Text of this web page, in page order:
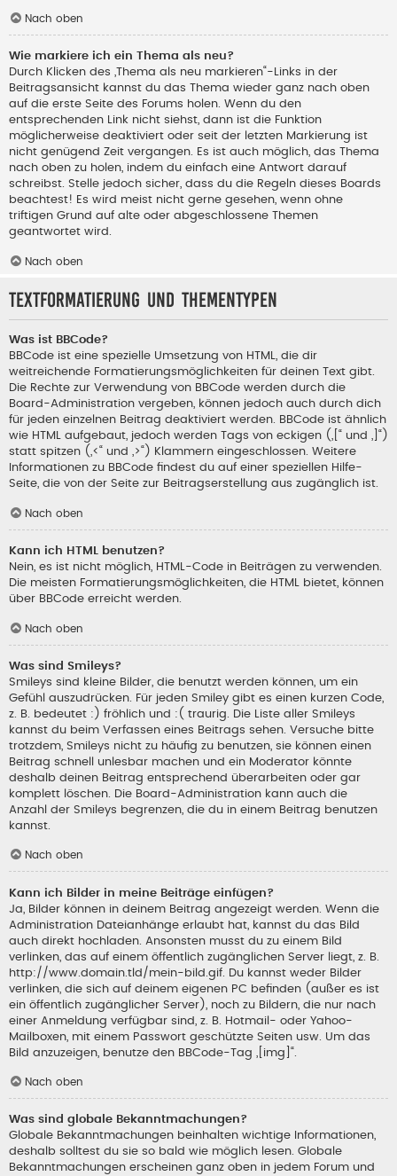
Nach oben
Wie markiere ich ein Thema als neu?
Durch Klicken des „Thema als neu markieren“-Links in der
Beitragsansicht kannst du das Thema wieder ganz nach oben
auf die erste Seite des Forums holen. Wenn du den
entsprechenden Link nicht siehst, dann ist die Funktion
möglicherweise deaktiviert oder seit der letzten Markierung ist
nicht genügend Zeit vergangen. Es ist auch möglich, das Thema
nach oben zu holen, indem du einfach eine Antwort darauf
schreibst. Stelle jedoch sicher, dass du die Regeln dieses Boards
beachtest! Es wird meist nicht gerne gesehen, wenn ohne
triftigen Grund auf alte oder abgeschlossene Themen
geantwortet wird.
Nach oben
Textformatierung und Thementypen
Was ist BBCode?
BBCode ist eine spezielle Umsetzung von HTML, die dir
weitreichende Formatierungsmöglichkeiten für deinen Text gibt.
Die Rechte zur Verwendung von BBCode werden durch die
Board-Administration vergeben, können jedoch auch durch dich
für jeden einzelnen Beitrag deaktiviert werden. BBCode ist ähnlich
wie HTML aufgebaut, jedoch werden Tags von eckigen („[“ und „]“)
statt spitzen („<“ und „>“) Klammern eingeschlossen. Weitere
Informationen zu BBCode findest du auf einer speziellen Hilfe-
Seite, die von der Seite zur Beitragserstellung aus zugänglich ist.
Nach oben
Kann ich HTML benutzen?
Nein, es ist nicht möglich, HTML-Code in Beiträgen zu verwenden.
Die meisten Formatierungsmöglichkeiten, die HTML bietet, können
über BBCode erreicht werden.
Nach oben
Was sind Smileys?
Smileys sind kleine Bilder, die benutzt werden können, um ein
Gefühl auszudrücken. Für jeden Smiley gibt es einen kurzen Code,
z. B. bedeutet :) fröhlich und :( traurig. Die Liste aller Smileys
kannst du beim Verfassen eines Beitrags sehen. Versuche bitte
trotzdem, Smileys nicht zu häufig zu benutzen, sie können einen
Beitrag schnell unlesbar machen und ein Moderator könnte
deshalb deinen Beitrag entsprechend überarbeiten oder gar
komplett löschen. Die Board-Administration kann auch die
Anzahl der Smileys begrenzen, die du in einem Beitrag benutzen
kannst.
Nach oben
Kann ich Bilder in meine Beiträge einfügen?
Ja, Bilder können in deinem Beitrag angezeigt werden. Wenn die
Administration Dateianhänge erlaubt hat, kannst du das Bild
auch direkt hochladen. Ansonsten musst du zu einem Bild
verlinken, das auf einem öffentlich zugänglichen Server liegt, z. B.
http://www.domain.tld/mein-bild.gif. Du kannst weder Bilder
verlinken, die sich auf deinem eigenen PC befinden (außer es ist
ein öffentlich zugänglicher Server), noch zu Bildern, die nur nach
einer Anmeldung verfügbar sind, z. B. Hotmail- oder Yahoo-
Mailboxen, mit einem Passwort geschützte Seiten usw. Um das
Bild anzuzeigen, benutze den BBCode-Tag „[img]“.
Nach oben
Was sind globale Bekanntmachungen?
Globale Bekanntmachungen beinhalten wichtige Informationen,
deshalb solltest du sie so bald wie möglich lesen. Globale
Bekanntmachungen erscheinen ganz oben in jedem Forum und